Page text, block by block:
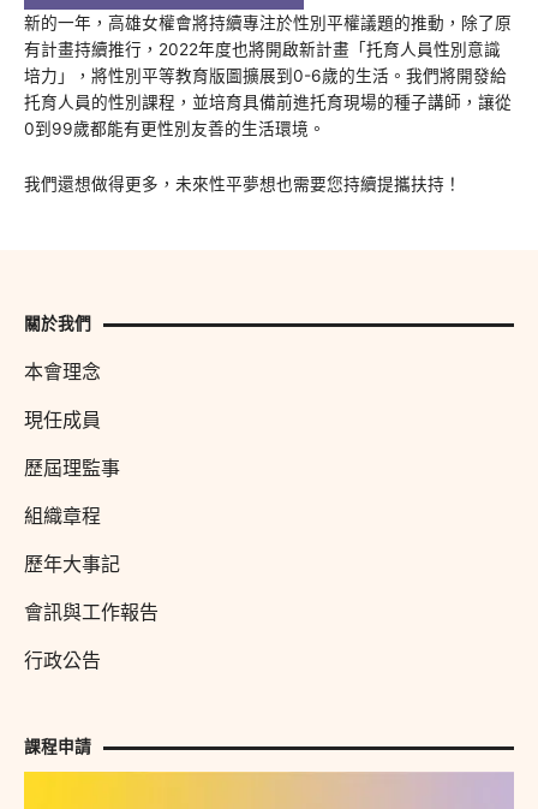
關於我們
本會理念
現任成員
歷屆理監事
組織章程
歷年大事記
會訊與工作報告
行政公告
課程申請
新的一年，高雄女權會將持續專注於性別平權議題的推動，除了原
有計畫持續推行，2022年度也將開啟新計畫「托育人員性別意識
培力」，將性別平等教育版圖擴展到0-6歲的生活。我們將開發給
托育人員的性別課程，並培育具備前進托育現場的種子講師，讓從
0到99歲都能有更性別友善的生活環境。
我們還想做得更多，未來性平夢想也需要您持續提攜扶持！